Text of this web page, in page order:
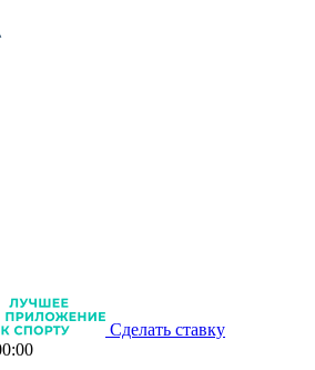
Сделать ставку